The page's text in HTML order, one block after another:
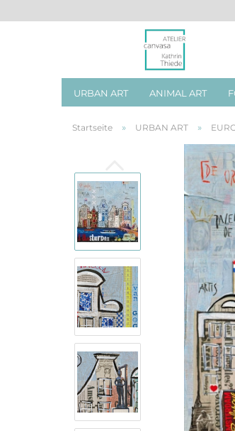
URBAN ART ANIMAL ART
Startseite » URBAN ART »